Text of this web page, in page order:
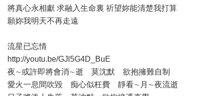
將真心永相獻 求融入生命裏 祈望妳能清楚我打算
願妳我明天不再走遠
流星已忘情
http://youtu.be/GJl5G4D_BuE
夜∼或許即將會消∼逝 莫沈默 欲抱擁難自制
愛火一息間吹毀 痴心似枉費 靜看∼月∼夜流逝